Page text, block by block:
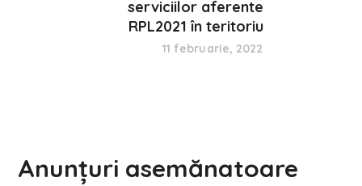
serviciilor aferente
RPL2021 în teritoriu
11 februarie, 2022
Anunțuri asemănatoare